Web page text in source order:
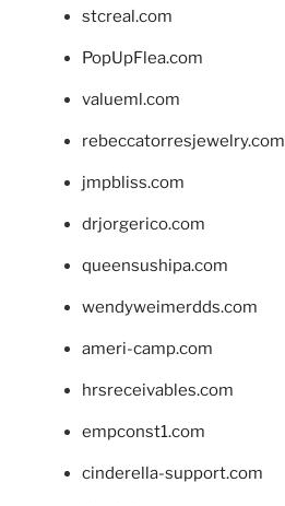
stcreal.com
PopUpFlea.com
valueml.com
rebeccatorresjewelry.com
jmpbliss.com
drjorgerico.com
queensushipa.com
wendyweimerdds.com
ameri-camp.com
hrsreceivables.com
empconst1.com
cinderella-support.com